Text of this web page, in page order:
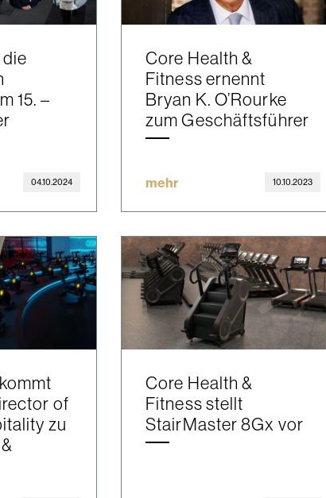
15. –
04.10.2024
Core Health &
Fitness ernennt
Bryan K. O’Rourke
zum Geschäftsführer
mehr 10.10.2023
of
zu
Core Health &
Fitness stellt
StairMaster 8Gx vor